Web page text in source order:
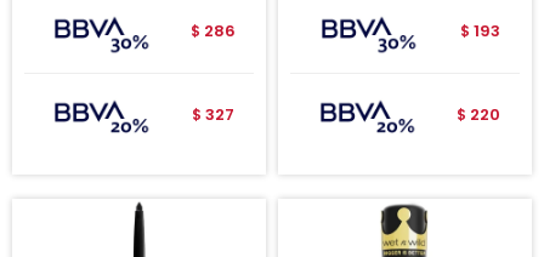
$ 286
$ 327
$ 193
$ 220